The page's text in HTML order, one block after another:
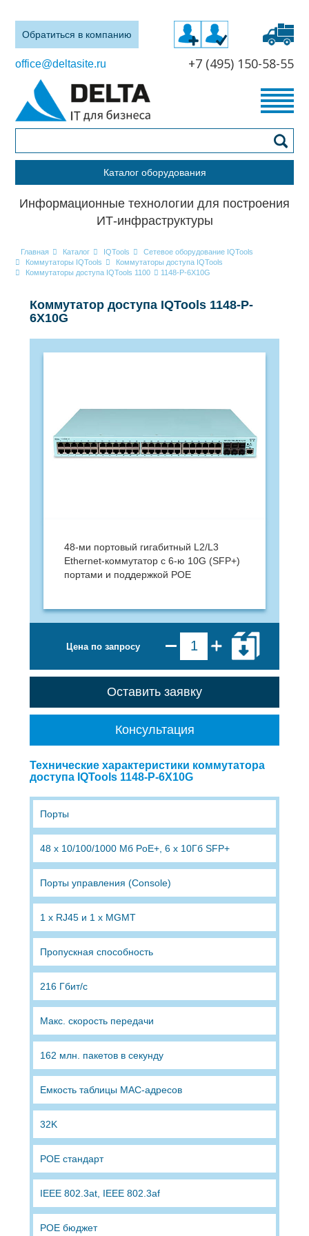
Обратиться в компанию
office@deltasite.ru +7 (495) 150-58-55
Каталог оборудования
Информационные технологии для построения
ИТ-инфраструктуры
Главная Каталог IQTools
Сетевое оборудование IQTools
Коммутаторы IQTools
Коммутаторы доступа IQTools
Коммутаторы доступа IQTools 1100
1148-P-6X10G
Коммутатор доступа IQTools 1148-P-
6X10G
48-ми портовый гигабитный L2/L3
Ethernet-коммутатор c 6-ю 10G (SFP+)
портами и поддержкой POE
Цена по запросу
Оставить заявку
Консультация
Технические характеристики коммутатора
доступа IQTools 1148-P-6X10G
Порты
48 x 10/100/1000 Мб PoE+, 6 x 10Гб SFP+
Порты управления (Console)
1 x RJ45 и 1 x MGMT
Пропускная способность
216 Гбит/c
Макс. cкорость передачи
162 млн. пакетов в секунду
Емкость таблицы MAC-адресов
32K
POE стандарт
IEEE 802.3at, IEEE 802.3af
POE бюджет